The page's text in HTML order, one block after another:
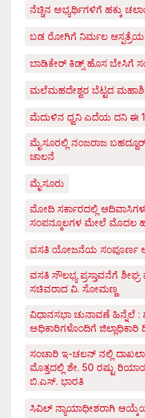
ನೆಚ್ಚಿನ ಅಭ್ಯರ್ಥಿಗಳಿಗೆ ಹಕ್ಕು
ಬಡ ರೋಗಿಗೆ ನಿರ್ಮಲ
ಬಾಡಿಕೇರ್ ಕಿಡ್ಸ್ ಹೊಸ ಬೇಸಿಗೆ
ಮಲೆಮಹದೇಶ್ವರ ಬೆಟ್ಟದ
ಮೆದುಳಿನ ಧ್ವನಿ ಎದೆಯ ದನಿ ಈ
ಮೈಸೂರಲ್ಲಿ ನಂಜರಾಜ
ಚಾಲನೆ
ಮೈಸೂರು
ಮೋದಿ ಸರ್ಕಾರದಲ್ಲಿ
ಸಂಪನ್ಮೂಲಗಳ ಮೇಲೆ ಮೊದಲ
ವಸತಿ ಯೋಜನೆಯ ಸಂಪೂರ್ಣ
ವಸತಿ ಸೌಲಭ್ಯ ಪ್ರಸ್ತಾವನೆಗೆ
ಸಚಿವರಾದ ವಿ. ಸೋಮಣ್ಣ
ವಿಧಾನಸಭಾ ಚುನಾವಣೆ ಹಿನ್ನೆಲೆ :
ಅಧಿಕಾರಿಗಳೊಂದಿಗೆ
ಸಂಚಾರಿ ಇ-ಚಲನ್ ನಲ್ಲಿ
ಮೊತ್ತದಲ್ಲಿ ಶೇ. 50 ರಷ್ಟು
ಬಿ.ಎಸ್. ಭಾರತಿ
ಸಿವಿಲ್ ನ್ಯಾಯಾಧೀಶರಾಗಿ